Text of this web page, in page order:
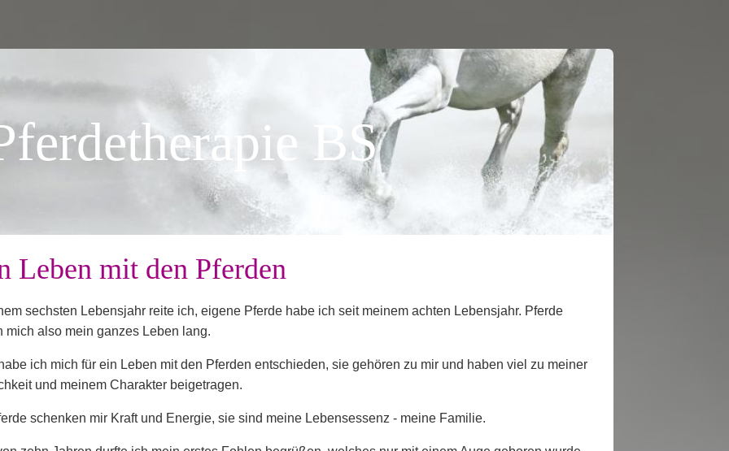
BS
Leben mit den Pferden
sechsten Lebensjahr reite ich, eigene Pferde habe ich seit meinem achten Lebensjahr. Pferde
mich also mein ganzes Leben lang.
ich mich für ein Leben mit den Pferden entschieden, sie gehören zu mir und haben viel zu meiner
und meinem Charakter beigetragen.
schenken mir Kraft und Energie, sie sind meine Lebensessenz - meine Familie.